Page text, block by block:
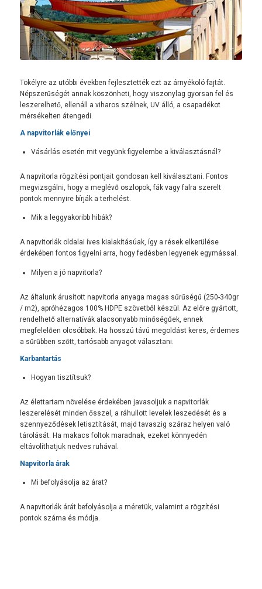
Tökélyre az utóbbi években fejlesztették ezt az árnyékoló fajtát.
Népszerűségét annak köszönheti, hogy viszonylag gyorsan fel és
leszerelhető, ellenáll a viharos szélnek, UV álló, a csapadékot
mérsékelten átengedi.
A napvitorlák előnyei
Vásárlás esetén mit vegyünk figyelembe a kiválasztásnál?
A napvitorla rögzítési pontjait gondosan kell kiválasztani. Fontos
megvizsgálni, hogy a meglévő oszlopok, fák vagy falra szerelt
pontok mennyire bírják a terhelést.
Mik a leggyakoribb hibák?
A napvitorlák oldalai íves kialakításúak, így a rések elkerülése
érdekében fontos figyelni arra, hogy fedésben legyenek egymással.
Milyen a jó napvitorla?
Az általunk árusított napvitorla anyaga magas sűrűségű (250-340gr
/ m2), apróhézagos 100% HDPE szövetből készül. Az előre gyártott,
rendelhető alternatívák alacsonyabb minőségűek, ennek
megfelelően olcsóbbak. Ha hosszú távú megoldást keres, érdemes
a sűrűbben szőtt, tartósabb anyagot választani.
Karbantartás
Hogyan tisztítsuk?
Az élettartam növelése érdekében javasoljuk a napvitorlák
leszerelését minden ősszel, a ráhullott levelek leszedését és a
szennyeződések letisztítását, majd tavaszig száraz helyen való
tárolását. Ha makacs foltok maradnak, ezeket könnyedén
eltávolíthatjuk nedves ruhával.
Napvitorla árak
Mi befolyásolja az árat?
A napvitorlák árát befolyásolja a méretük, valamint a rögzítési
pontok száma és módja.